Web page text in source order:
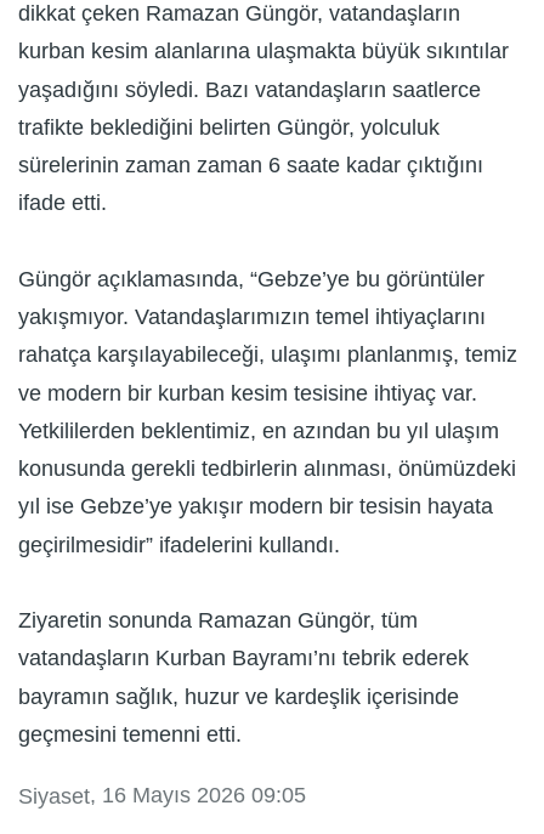
dikkat çeken Ramazan Güngör, vatandaşların
kurban kesim alanlarına ulaşmakta büyük sıkıntılar
yaşadığını söyledi. Bazı vatandaşların saatlerce
trafikte beklediğini belirten Güngör, yolculuk
sürelerinin zaman zaman 6 saate kadar çıktığını
ifade etti.
Güngör açıklamasında, “Gebze’ye bu görüntüler
yakışmıyor. Vatandaşlarımızın temel ihtiyaçlarını
rahatça karşılayabileceği, ulaşımı planlanmış, temiz
ve modern bir kurban kesim tesisine ihtiyaç var.
Yetkililerden beklentimiz, en azından bu yıl ulaşım
konusunda gerekli tedbirlerin alınması, önümüzdeki
yıl ise Gebze’ye yakışır modern bir tesisin hayata
geçirilmesidir” ifadelerini kullandı.
Ziyaretin sonunda Ramazan Güngör, tüm
vatandaşların Kurban Bayramı’nı tebrik ederek
bayramın sağlık, huzur ve kardeşlik içerisinde
geçmesini temenni etti.
Siyaset, 16 Mayıs 2026 09:05